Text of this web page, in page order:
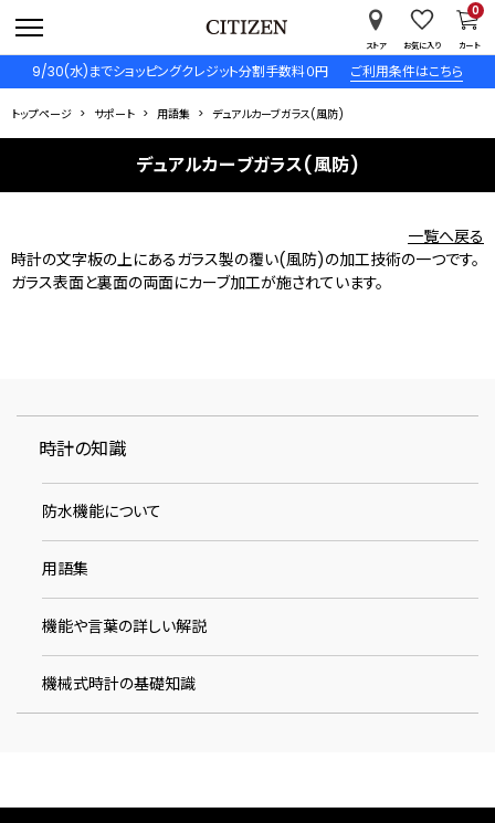
9/30(水)までショッピングクレジット分割手数料０円 ご利用条件はこちら
ストア お気に入り カート
0
トップページ サポート 用語集 デュアルカーブガラス(風防)
デュアルカーブガラス(風防)
一覧へ戻る
時計の文字板の上にあるガラス製の覆い(風防)の加工技術の一つです。
ガラス表面と裏面の両面にカーブ加工が施されています。
時計の知識
防水機能について
用語集
機能や言葉の詳しい解説
機械式時計の基礎知識